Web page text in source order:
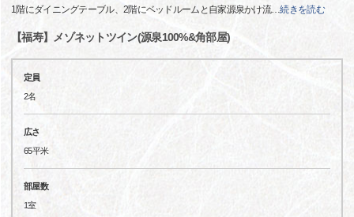
1階にダイニングテーブル、2階にベッドルームと自家源泉かけ流…続きを読む
【福寿】メゾネットツイン(源泉100%&角部屋)
定員
2名
広さ
65平米
部屋数
1室